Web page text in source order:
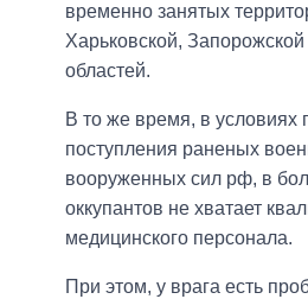
временно занятых
Харьковской,
областей.
В то же время, в условиях
поступления раненых
вооруженных сил рф, в
оккупантов не хватает
медицинского персонала.
При этом, у врага есть